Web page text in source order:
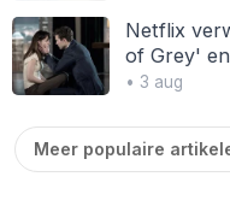
Netflix
of Grey'
• 3 aug
Meer populaire